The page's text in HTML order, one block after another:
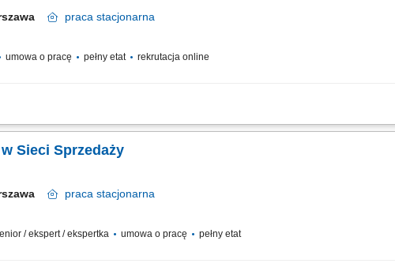
praca stacjonarna
umowa o pracę pełny etat rekrutacja online
potrzeb i oczekiwań Klientów, nawiązywanie i utrzymywanie relacji z Klientami,
Sieci Sprzedaży
praca stacjonarna
/ ekspert / ekspertka umowa o pracę pełny etat